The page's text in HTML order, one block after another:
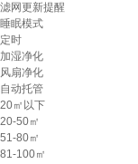
滤网更新提醒
睡眠模式
定时
加湿净化
风扇净化
自动托管
20㎡以下
20-50㎡
51-80㎡
81-100㎡